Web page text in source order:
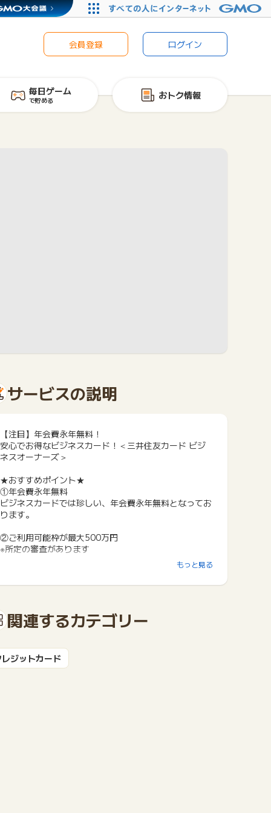
会員登録 ログイン
毎日ゲーム
で貯める おトク情報
サービスの説明
【注目】年会費永年無料！
安心でお得なビジネスカード！＜三井住友カード ビジ
ネスオーナーズ＞
★おすすめポイント★
①年会費永年無料
ビジネスカードでは珍しい、年会費永年無料となってお
ります。
②ご利用可能枠が最大500万円
※所定の審査があります
③ビジネスカードながら、様々な方が利用可能！ポイ活
ユーザーのあなたも対象！！
・副業で事業収入を得ている方
・小規模店舗経営者
しかも、お申込み時は個人審査のみの登記簿謄本・決算
書は不要で、約1週間で発行！
もっと見る
関連するカテゴリー
レジットカード